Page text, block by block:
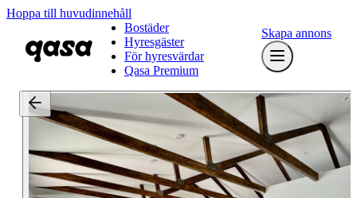
Hoppa till huvudinnehåll
Bostäder
Hyresgäster
För hyresvärdar
Qasa Premium
Skapa annons